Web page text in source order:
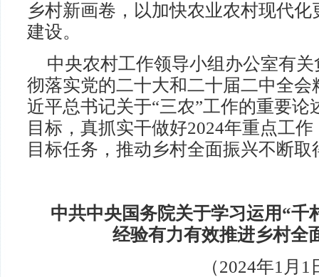
乡村新画卷，以加快农业农村现代
建设。
中央农村工作领导小组办公室有
彻落实党的二十大和二十届二中全
近平总书记关于“三农”工作的重要论
目标，真抓实干做好2024年重点工
目标任务，推动乡村全面振兴不断取
中共中央国务院关于学习运用“千
经验有力有效推进乡村全
（2024年1月1